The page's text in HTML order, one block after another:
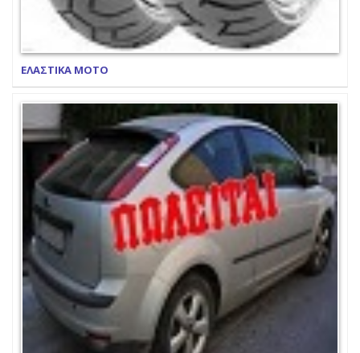
ΕΛΑΣΤΙΚΑ ΜΟΤΟ